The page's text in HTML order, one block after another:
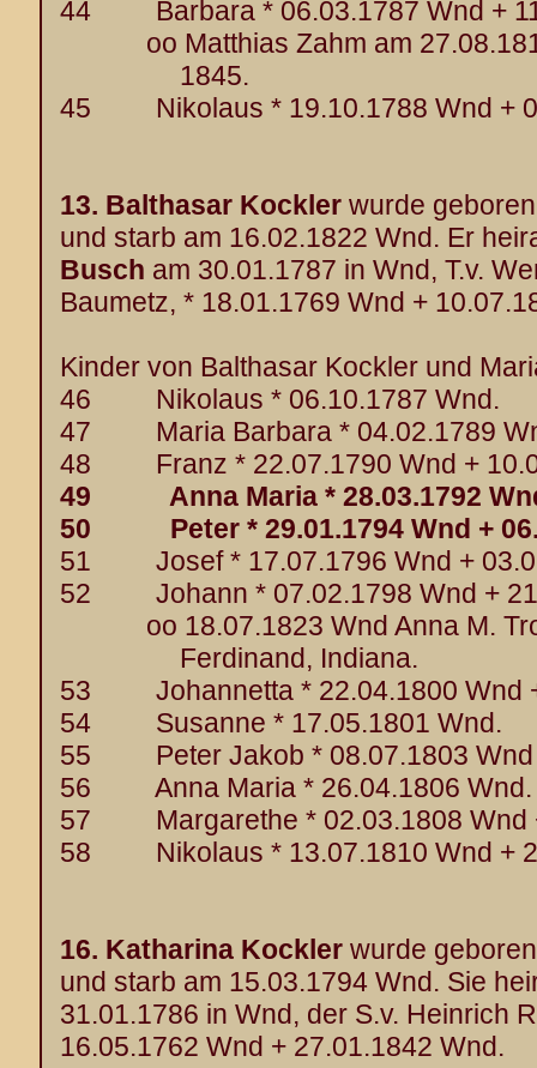
44 Barbara * 06.03.1787 Wnd +
oo Matthias Zahm am
1845.
45 Nikolaus * 19.10.1788 Wnd +
13. Balthasar Kockler wurde
und starb am 16.02.1822 Wnd. Er
Busch am 30.01.1787 in Wnd, T.v.
Baumetz, * 18.01.1769 Wnd +
Kinder von Balthasar Kockler und
46 Nikolaus * 06.10.1787 Wnd.
47 Maria Barbara * 04.02.1789
48 Franz * 22.07.1790 Wnd +
49 Anna Maria * 28.03.1792
50 Peter * 29.01.1794 Wnd +
51 Josef * 17.07.1796 Wnd +
52 Johann * 07.02.1798 Wnd +
oo 18.07.1823 Wnd Anna M.
Ferdinand, Indiana.
53 Johannetta * 22.04.1800 Wnd
54 Susanne * 17.05.1801 Wnd.
55 Peter Jakob * 08.07.1803 Wnd
56 Anna Maria * 26.04.1806 Wnd.
57 Margarethe * 02.03.1808 Wnd
58 Nikolaus * 13.07.1810 Wnd +
16. Katharina Kockler wurde
und starb am 15.03.1794 Wnd. Sie
31.01.1786 in Wnd, der S.v. Heinrich
16.05.1762 Wnd + 27.01.1842 Wnd.